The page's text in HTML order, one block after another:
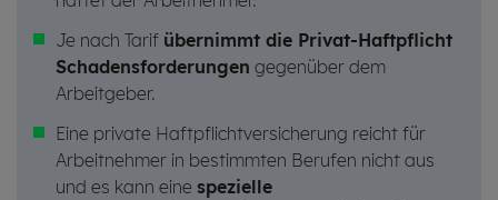
Je nach Tarif übernimmt die Privat-Haftpflicht
Schadensforderungen gegenüber dem
Arbeitgeber.
Eine private Haftpflichtversicherung reicht für
Arbeitnehmer in bestimmten Berufen nicht aus
und es kann eine spezielle